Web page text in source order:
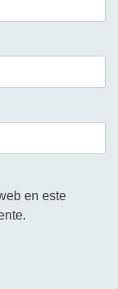
en este